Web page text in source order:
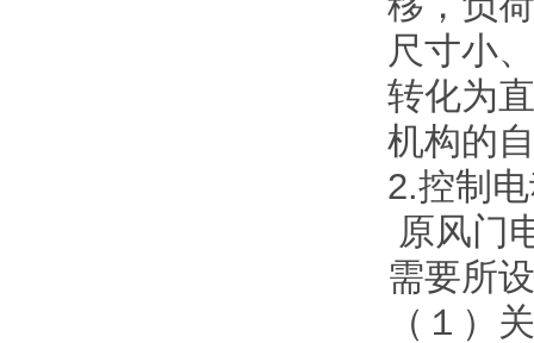
尺寸小
转化为
机构的
2.控制
原风门
需要所
（１）